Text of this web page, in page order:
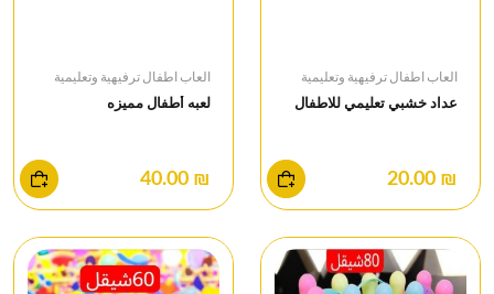
العاب اطفال ترفيهية وتعليمية
عداد خشبي تعليمي للاطفال
₪ 20.00
العاب اطفال ترفيهية وتعليمية
لعبه أطفال مميزه
₪ 40.00